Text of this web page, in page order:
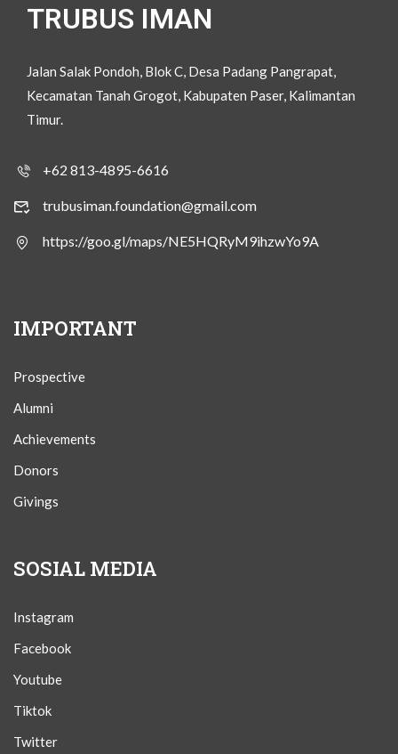
TRUBUS IMAN
Jalan Salak Pondoh, Blok C, Desa Padang Pangrapat,
Kecamatan Tanah Grogot, Kabupaten Paser, Kalimantan
Timur.
+62 813-4895-6616
trubusiman.foundation@gmail.com
https://goo.gl/maps/NE5HQRyM9ihzwYo9A
IMPORTANT
Prospective
Alumni
Achievements
Donors
Givings
SOSIAL MEDIA
Instagram
Facebook
Youtube
Tiktok
Twitter